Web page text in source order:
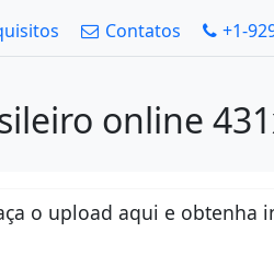
Contatos +1-
online
o upload aqui e